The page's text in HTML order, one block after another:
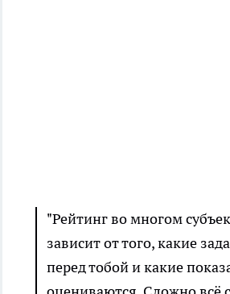
"Рейтинг во многом
зависит от того, какие
перед тобой и какие